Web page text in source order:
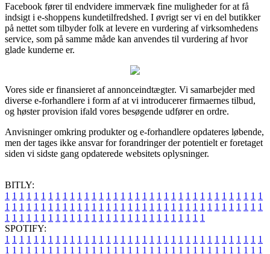
Facebook fører til endvidere immervæk fine muligheder for at få
indsigt i e-shoppens kundetilfredshed. I øvrigt ser vi en del butikker
på nettet som tilbyder folk at levere en vurdering af virksomhedens
service, som på samme måde kan anvendes til vurdering af hvor
glade kunderne er.
Vores side er finansieret af annonceindtægter. Vi samarbejder med
diverse e-forhandlere i form af at vi introducerer firmaernes tilbud,
og høster provision ifald vores besøgende udfører en ordre.
Anvisninger omkring produkter og e-forhandlere opdateres løbende,
men der tages ikke ansvar for forandringer der potentielt er foretaget
siden vi sidste gang opdaterede websitets oplysninger.
BITLY:
1 1 1 1 1 1 1 1 1 1 1 1 1 1 1 1 1 1 1 1 1 1 1 1 1 1 1 1 1 1 1 1 1 1 1 1
1 1 1 1 1 1 1 1 1 1 1 1 1 1 1 1 1 1 1 1 1 1 1 1 1 1 1 1 1 1 1 1 1 1 1 1
1 1 1 1 1 1 1 1 1 1 1 1 1 1 1 1 1 1 1 1 1 1 1 1 1 1 1 1
SPOTIFY:
1 1 1 1 1 1 1 1 1 1 1 1 1 1 1 1 1 1 1 1 1 1 1 1 1 1 1 1 1 1 1 1 1 1 1 1
1 1 1 1 1 1 1 1 1 1 1 1 1 1 1 1 1 1 1 1 1 1 1 1 1 1 1 1 1 1 1 1 1 1 1 1